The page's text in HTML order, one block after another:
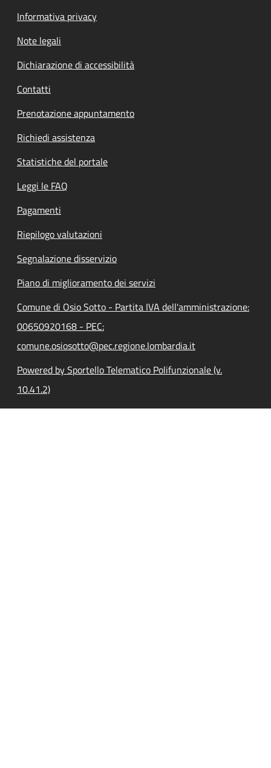
Informativa privacy
Note legali
Dichiarazione di accessibilità
Contatti
Prenotazione appuntamento
Richiedi assistenza
Statistiche del portale
Leggi le FAQ
Pagamenti
Riepilogo valutazioni
Segnalazione disservizio
Piano di miglioramento dei servizi
Comune di Osio Sotto - Partita IVA dell'amministrazione:
00650920168 - PEC:
comune.osiosotto@pec.regione.lombardia.it
Powered by Sportello Telematico Polifunzionale (v.
10.41.2)